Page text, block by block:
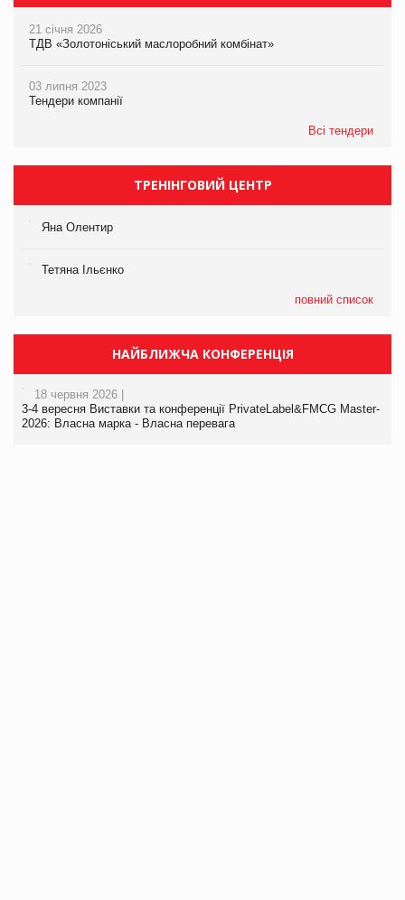
21 січня 2026
ТДВ «Золотоніський маслоробний комбінат»
03 липня 2023
Тендери компанії
Всі тендери
ТРЕНІНГОВИЙ ЦЕНТР
Яна Олентир
Тетяна Ільєнко
повний список
НАЙБЛИЖЧА КОНФЕРЕНЦІЯ
18 червня 2026 |
3-4 вересня Виставки та конференції PrivateLabel&FMCG Master-
2026: Власна марка - Власна перевага